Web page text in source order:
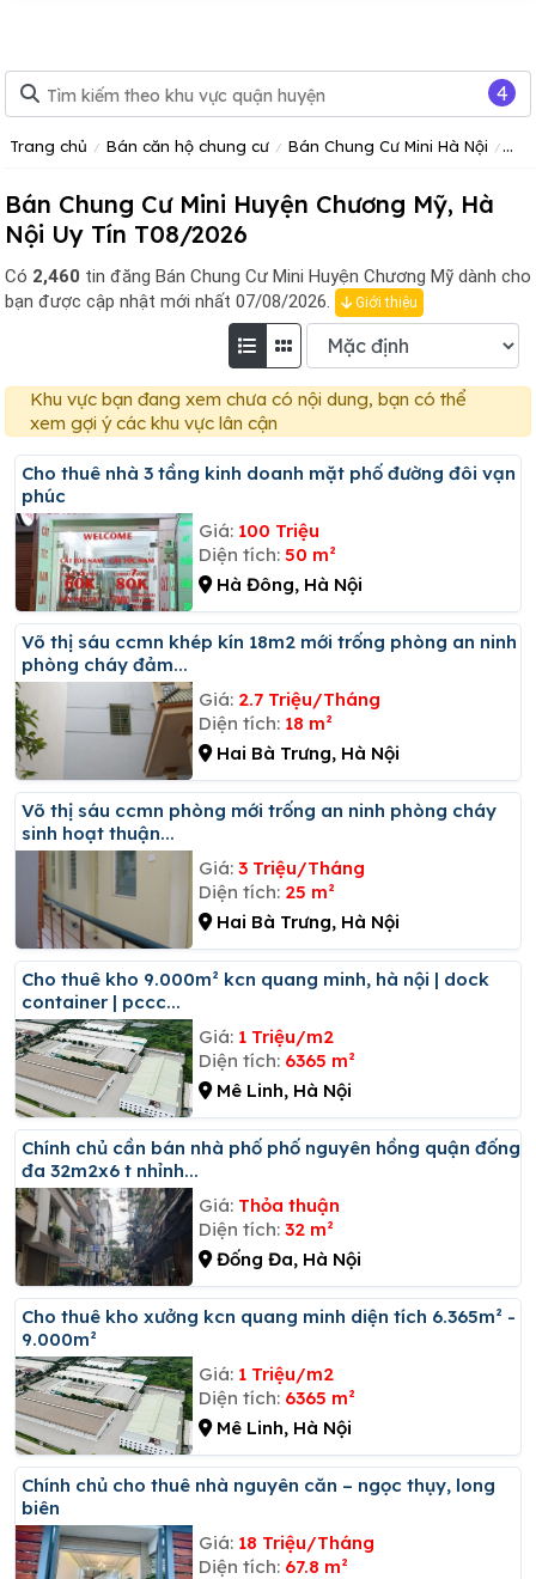
Trang chủ Bán căn hộ chung cư Bán Chung Cư Mini Hà Nội
Bán Chung Cư Mini Huyện Chương Mỹ, Hà
Nội Uy Tín T08/2026
Có 2,460 tin đăng Bán Chung Cư Mini Huyện Chương Mỹ dành cho
bạn được cập nhật mới nhất 07/08/2026.
Giới thiệu
Khu vực bạn đang xem chưa có nội dung, bạn có thể
xem gợi ý các khu vực lân cận
Cho thuê nhà 3 tầng kinh doanh mặt phố đường đôi vạn
phúc
Giá: 100 Triệu
Diện tích: 50 m²
Hà Đông, Hà Nội
Võ thị sáu ccmn khép kín 18m2 mới trống phòng an ninh
phòng cháy đảm...
Giá: 2.7 Triệu/Tháng
Diện tích: 18 m²
Hai Bà Trưng, Hà Nội
Võ thị sáu ccmn phòng mới trống an ninh phòng cháy
sinh hoạt thuận...
Giá: 3 Triệu/Tháng
Diện tích: 25 m²
Hai Bà Trưng, Hà Nội
Cho thuê kho 9.000m² kcn quang minh, hà nội | dock
container | pccc...
Giá: 1 Triệu/m2
Diện tích: 6365 m²
Mê Linh, Hà Nội
Chính chủ cần bán nhà phố phố nguyên hồng quận đống
đa 32m2x6 t nhỉnh...
Giá: Thỏa thuận
Diện tích: 32 m²
Đống Đa, Hà Nội
Cho thuê kho xưởng kcn quang minh diện tích 6.365m² -
9.000m²
Giá: 1 Triệu/m2
Diện tích: 6365 m²
Mê Linh, Hà Nội
Chính chủ cho thuê nhà nguyên căn – ngọc thụy, long
biên
Giá: 18 Triệu/Tháng
Diện tích: 67.8 m²
4